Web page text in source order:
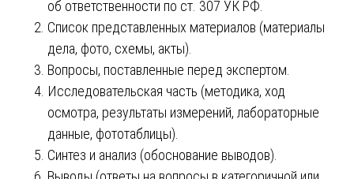
об ответственности по ст. 307 УК РФ.
Список представленных материалов (материалы
дела, фото, схемы, акты).
Вопросы, поставленные перед экспертом.
Исследовательская часть (методика, ход
осмотра, результаты измерений, лабораторные
данные, фототаблицы).
Синтез и анализ (обоснование выводов).